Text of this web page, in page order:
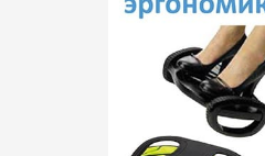
ламинирования
Пленка ламинирования
Пленка ламинирования
Пленка ламинирования